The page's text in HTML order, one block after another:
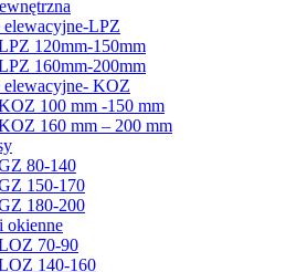
elewacyjne-LPZ
120mm-150mm
160mm-200mm
elewacyjne- KOZ
100 mm -150 mm
160 mm – 200 mm
80-140
150-170
180-200
okienne
70-90
140-160